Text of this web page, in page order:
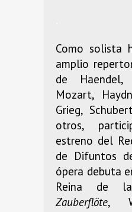
Como solista
amplio
de Haendel,
Mozart,
Grieg,
otros,
estreno del
de Difuntos
ópera debuta
Reina de
Zauberflöte,